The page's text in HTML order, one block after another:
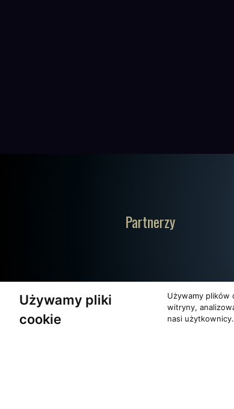
Używamy pliki
cookie
Używamy plików
witryny,
nasi użytkownicy.
Partnerzy